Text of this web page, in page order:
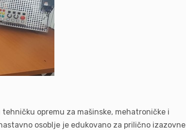
opremu za mašinske, mehatroničke i
osoblje je edukovano za prilično izazovne